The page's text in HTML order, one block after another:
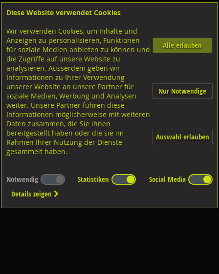
Shop Geländerzubehör Auflagebleche CNS 1.4301
extra breite Ausführung
Diverse Ausführungen extra
breit
Diese Website verwendet Cookies
Wir verwenden Cookies, um Inhalte und
Anzeigen zu personalisieren, Funktionen
für soziale Medien anbieten zu können und
die Zugriffe auf unsere Website zu
analysieren. Ausserdem geben wir
Informationen zu Ihrer Verwendung
unserer Website an unsere Partner für
soziale Medien, Werbung und Analysen
weiter. Unsere Partner führen diese
Informationen möglicherweise mit weiteren
Daten zusammen, die Sie ihnen
bereitgestellt haben oder die sie im
Rahmen Ihrer Nutzung der Dienste
gesammelt haben.
Alle erlauben
Nur Notwendige
Auswahl erlauben
Notwendig Statistiken
Social Media
Details zeigen